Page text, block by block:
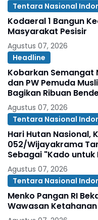
Tentara Nasional
Kodaeral 1 Bangun
Masyarakat Pesisir ‎
Agustus 07, 2026
Headline
Kobarkan Semangat
dan PW Pemuda
Bagikan Ribuan
Agustus 07, 2026
Tentara Nasional
Hari Hutan Nasional,
052/Wijayakrama
Sebagai "Kado untuk
Agustus 07, 2026
Tentara Nasional
Menko Pangan RI
Wawasan